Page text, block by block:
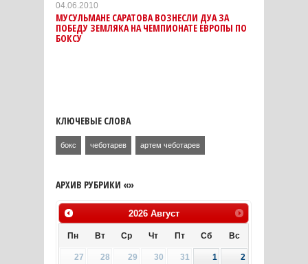
04.06.2010
МУСУЛЬМАНЕ САРАТОВА ВОЗНЕСЛИ ДУА ЗА
ПОБЕДУ ЗЕМЛЯКА НА ЧЕМПИОНАТЕ ЕВРОПЫ ПО
БОКСУ
КЛЮЧЕВЫЕ СЛОВА
бокс чеботарев артем чеботарев
АРХИВ РУБРИКИ «»
2026 Август
Пн Вт Ср Чт Пт Сб Вс
27 28 29 30 31 1
2